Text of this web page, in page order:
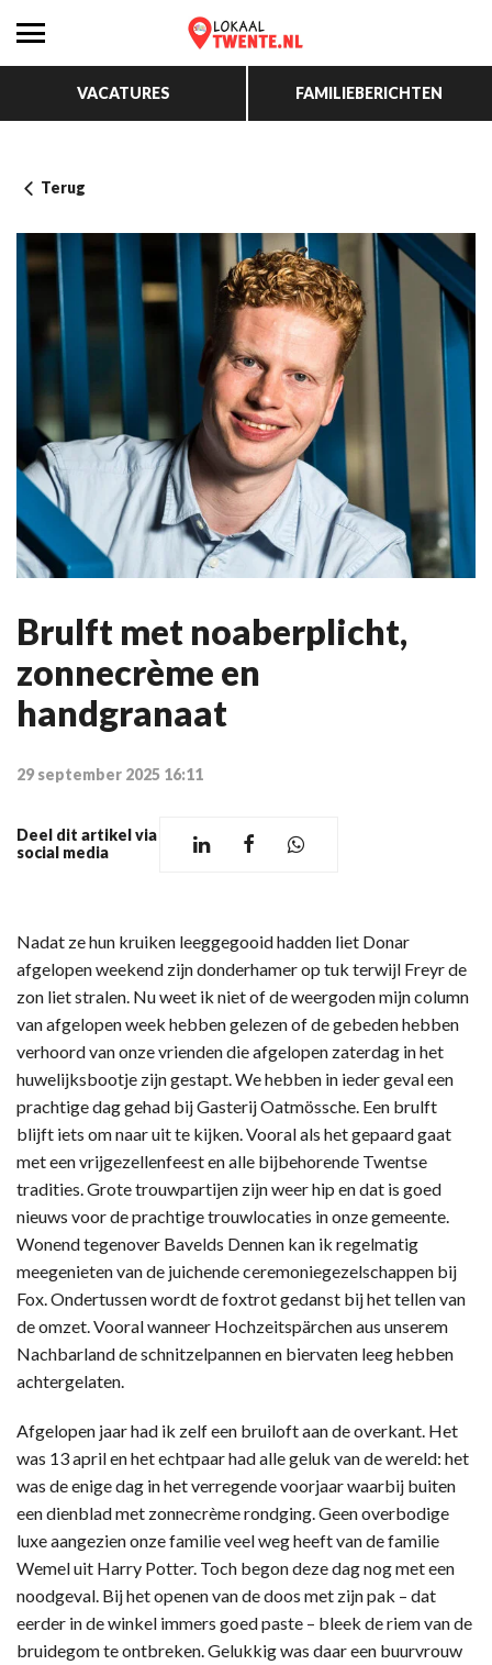
VACATURES FAMILIEBERICHTEN
Terug
Brulft met noaberplicht,
zonnecrème en
handgranaat
29 september 2025 16:11
Deel dit artikel via
social media
Nadat ze hun kruiken leeggegooid hadden liet Donar
afgelopen weekend zijn donderhamer op tuk terwijl Freyr de
zon liet stralen. Nu weet ik niet of de weergoden mijn column
van afgelopen week hebben gelezen of de gebeden hebben
verhoord van onze vrienden die afgelopen zaterdag in het
huwelijksbootje zijn gestapt. We hebben in ieder geval een
prachtige dag gehad bij Gasterij Oatmössche. Een brulft
blijft iets om naar uit te kijken. Vooral als het gepaard gaat
met een vrijgezellenfeest en alle bijbehorende Twentse
tradities. Grote trouwpartijen zijn weer hip en dat is goed
nieuws voor de prachtige trouwlocaties in onze gemeente.
Wonend tegenover Bavelds Dennen kan ik regelmatig
meegenieten van de juichende ceremoniegezelschappen bij
Fox. Ondertussen wordt de foxtrot gedanst bij het tellen van
de omzet. Vooral wanneer Hochzeitspärchen aus unserem
Nachbarland de schnitzelpannen en biervaten leeg hebben
achtergelaten.
Afgelopen jaar had ik zelf een bruiloft aan de overkant. Het
was 13 april en het echtpaar had alle geluk van de wereld: het
was de enige dag in het verregende voorjaar waarbij buiten
een dienblad met zonnecrème rondging. Geen overbodige
luxe aangezien onze familie veel weg heeft van de familie
Wemel uit Harry Potter. Toch begon deze dag nog met een
noodgeval. Bij het openen van de doos met zijn pak – dat
eerder in de winkel immers goed paste – bleek de riem van de
bruidegom te ontbreken. Gelukkig was daar een buurvrouw